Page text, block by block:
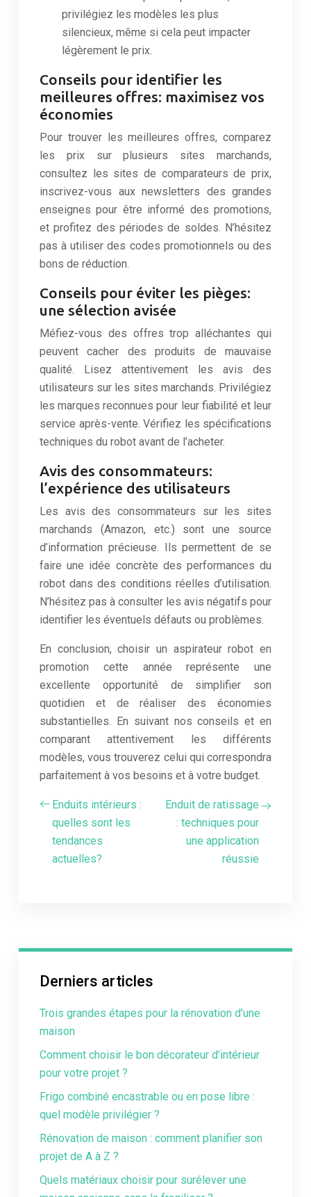
privilégiez les modèles les plus
silencieux, même si cela peut impacter
légèrement le prix.
Conseils pour identifier les
meilleures offres: maximisez vos
économies
Pour trouver les meilleures offres, comparez
les prix sur plusieurs sites marchands,
consultez les sites de comparateurs de prix,
inscrivez-vous aux newsletters des grandes
enseignes pour être informé des promotions,
et profitez des périodes de soldes. N’hésitez
pas à utiliser des codes promotionnels ou des
bons de réduction.
Conseils pour éviter les pièges:
une sélection avisée
Méfiez-vous des offres trop alléchantes qui
peuvent cacher des produits de mauvaise
qualité. Lisez attentivement les avis des
utilisateurs sur les sites marchands. Privilégiez
les marques reconnues pour leur fiabilité et leur
service après-vente. Vérifiez les spécifications
techniques du robot avant de l’acheter.
Avis des consommateurs:
l’expérience des utilisateurs
Les avis des consommateurs sur les sites
marchands (Amazon, etc.) sont une source
d’information précieuse. Ils permettent de se
faire une idée concrète des performances du
robot dans des conditions réelles d’utilisation.
N’hésitez pas à consulter les avis négatifs pour
identifier les éventuels défauts ou problèmes.
En conclusion, choisir un aspirateur robot en
promotion cette année représente une
excellente opportunité de simplifier son
quotidien et de réaliser des économies
substantielles. En suivant nos conseils et en
comparant attentivement les différents
modèles, vous trouverez celui qui correspondra
parfaitement à vos besoins et à votre budget.
Enduits intérieurs :
quelles sont les
tendances
actuelles?
Enduit de ratissage
: techniques pour
une application
réussie
Derniers articles
Trois grandes étapes pour la rénovation d’une
maison
Comment choisir le bon décorateur d’intérieur
pour votre projet ?
Frigo combiné encastrable ou en pose libre :
quel modèle privilégier ?
Rénovation de maison : comment planifier son
projet de A à Z ?
Quels matériaux choisir pour surélever une